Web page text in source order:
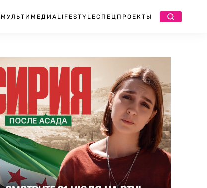
МУЛЬТИМЕДИА LIFESTYLEСПЕЦПРОЕКТЫ